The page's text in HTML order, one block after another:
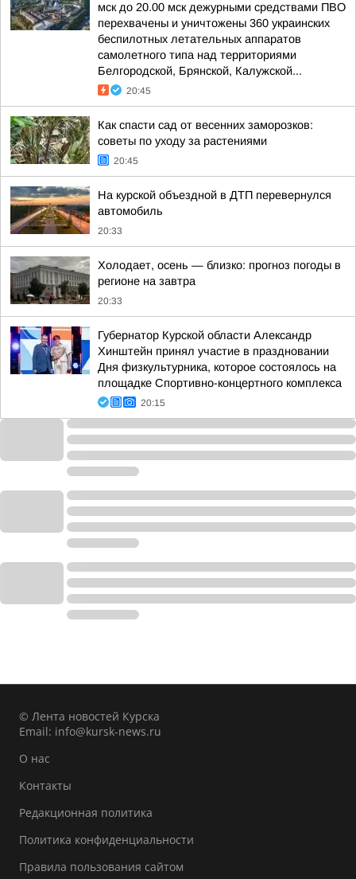
мск до 20.00 мск дежурными средствами ПВО
перехвачены и уничтожены 360 украинских
беспилотных летательных аппаратов
самолетного типа над территориями
Белгородской, Брянской, Калужской...
20:45
Как спасти сад от весенних заморозков:
советы по уходу за растениями
20:45
На курской объездной в ДТП перевернулся
автомобиль
20:33
Холодает, осень — близко: прогноз погоды в
регионе на завтра
20:33
Губернатор Курской области Александр
Хинштейн принял участие в праздновании
Дня физкультурника, которое состоялось на
площадке Спортивно-концертного комплекса
20:15
© Лента новостей Курска
Email: info@kursk-news.ru
О нас
Контакты
Редакционная политика
Политика конфиденциальности
Правила пользования сайтом